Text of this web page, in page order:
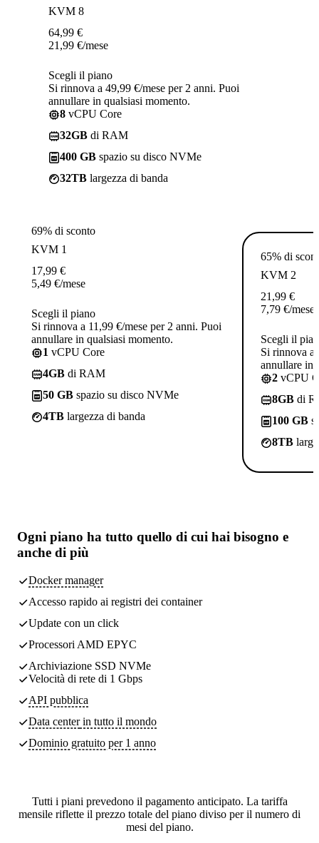
KVM 8
64,99 €
21,99 €/mese
Scegli il piano
Si rinnova a 49,99 €/mese per 2 anni. Puoi
annullare in qualsiasi momento.
8 vCPU Core
32GB di RAM
400 GB spazio su disco NVMe
32TB largezza di banda
69% di sconto
KVM 1
17,99 €
5,49 €/mese
Scegli il piano
Si rinnova a 11,99 €/mese per 2 anni. Puoi
annullare in qualsiasi momento.
1 vCPU Core
4GB di RAM
50 GB spazio su disco NVMe
4TB largezza di banda
65% di
KVM 2
21,99 €
7,79 €/mese
Scegli il
Si rinnova a
annullare in
2 vCPU
8GB di
100 GB
8TB
Ogni piano ha tutto quello di cui hai bisogno e
anche di più
Docker manager
Accesso rapido ai registri dei container
Update con un click
Processori AMD EPYC
Archiviazione SSD NVMe
Velocità di rete di 1 Gbps
API pubblica
Data centerin tutto il mondo
Dominio gratuito per 1 anno
Tutti i piani prevedono il pagamento anticipato. La tariffa
mensile riflette il prezzo totale del piano diviso per il numero di
mesi del piano.